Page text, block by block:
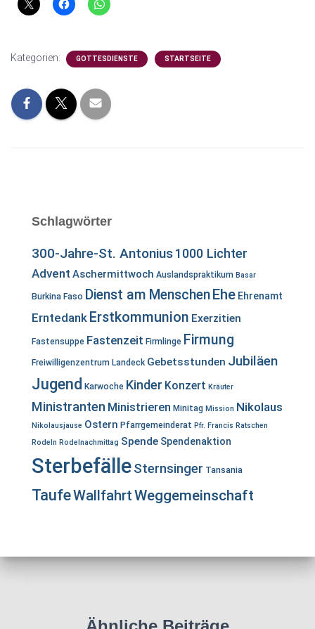
Kategorien: GOTTESDIENSTE STARTSEITE
Schlagwörter
300-Jahre-St. Antonius1000 Lichter
Advent Aschermittwoch Auslandspraktikum Basar
Burkina Faso Dienst am MenschenEhe Ehrenamt
Erntedank Erstkommunion Exerzitien
Fastensuppe Fastenzeit Firmlinge Firmung
Freiwilligenzentrum Landeck Gebetsstunden Jubiläen
Jugend Karwoche Kinder Konzert Kräuter
Ministranten Ministrieren Minitag Mission Nikolaus
Nikolausjause Ostern Pfarrgemeinderat Pfr. Francis Ratschen
Rodeln Rodelnachmittag Spende Spendenaktion
SterbefälleSternsinger Tansania
TaufeWallfahrtWeggemeinschaft